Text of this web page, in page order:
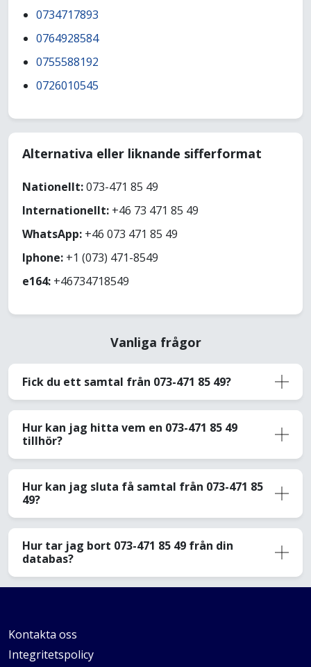
0734717893
0764928584
0755588192
0726010545
Alternativa eller liknande sifferformat
Nationellt:073-471 85 49
Internationellt: +46 73 471 85 49
WhatsApp: +46 073 471 85 49
Iphone: +1 (073) 471-8549
e164: +46734718549
Vanliga frågor
Fick du ett samtal från 073-471 85 49?
Hur kan jag hitta vem en 073-471 85 49
tillhör?
Hur kan jag sluta få samtal från 073-471 85
49?
Hur tar jag bort 073-471 85 49 från din
databas?
Kontakta oss
Integritetspolicy